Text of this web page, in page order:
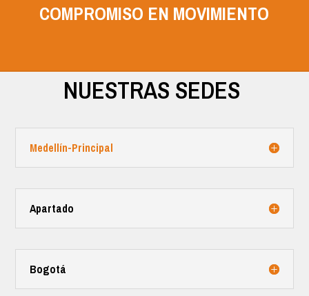
COMPROMISO EN MOVIMIENTO
NUESTRAS SEDES
Medellín-Principal
Apartado
Bogotá